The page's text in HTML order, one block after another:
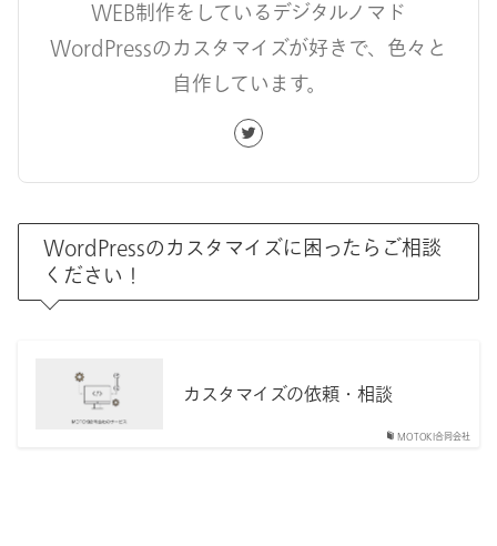
WEB制作をしているデジタルノマド
WordPressのカスタマイズが好きで、色々と
自作しています。
WordPressのカスタマイズに困ったらご相談
ください！
MOTOKI合同会社
カスタマイズの依頼・相談